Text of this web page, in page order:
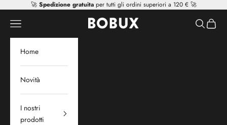
Vai al contenuto
🚀 Spedizione gratuitaper tutti gli ordini superiori a 120 € 🚀
Mr Tiggle - Distributor
Apri il menu di navigazione Mostra il
Home
Novità
I nostri
prodotti